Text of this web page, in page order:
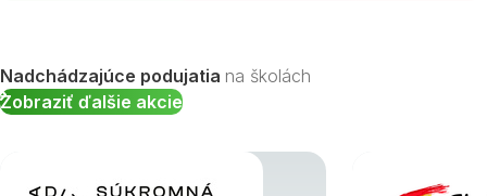
Nadchádzajúce podujatia na školách
Zobraziť ďalšie akcie